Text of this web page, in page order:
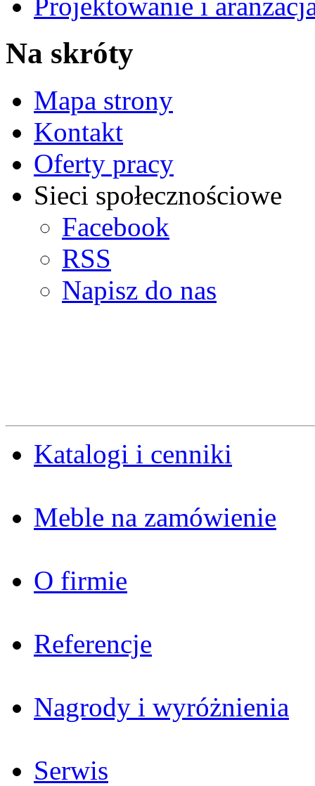
Na skróty
Mapa strony
Kontakt
Oferty pracy
Sieci społecznościowe
Facebook
RSS
Napisz do nas
Katalogi i cenniki
Meble na zamówienie
O firmie
Referencje
Nagrody i wyróżnienia
Serwis